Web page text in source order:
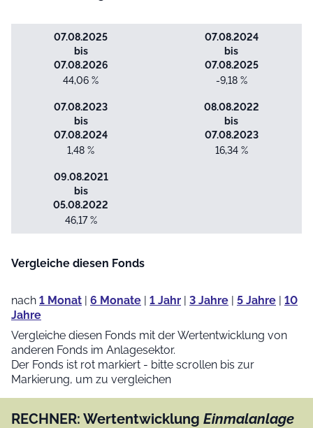
07.08.2025
bis
07.08.2026
44,06 %
07.08.2024
bis
07.08.2025
-9,18 %
07.08.2023
bis
07.08.2024
1,48 %
08.08.2022
bis
07.08.2023
16,34 %
09.08.2021
bis
05.08.2022
46,17 %
Vergleiche diesen Fonds
nach 1 Monat | 6 Monate | 1 Jahr | 3 Jahre | 5 Jahre | 10
Jahre
Vergleiche diesen Fonds mit der Wertentwicklung von
anderen Fonds im Anlagesektor.
Der Fonds ist rot markiert - bitte scrollen bis zur
Markierung, um zu vergleichen
RECHNER: Wertentwicklung Einmalanlage